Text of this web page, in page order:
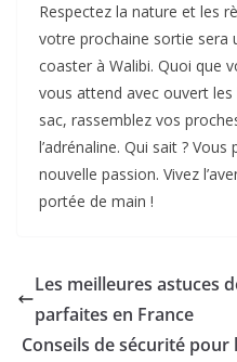
Respectez la nature et les
votre prochaine sortie sera
coaster à Walibi. Quoi que
vous attend avec ouvert
sac, rassemblez vos
l’adrénaline. Qui sait ?
nouvelle passion. Vivez
portée de main !
Les meilleures astuces
parfaites en France
Conseils de sécurité pour